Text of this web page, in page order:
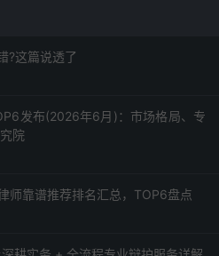
?这篇说透了
发布(2026年6月)：市场格局、专
院
师靠谱推荐排名汇总，TOP6盘点